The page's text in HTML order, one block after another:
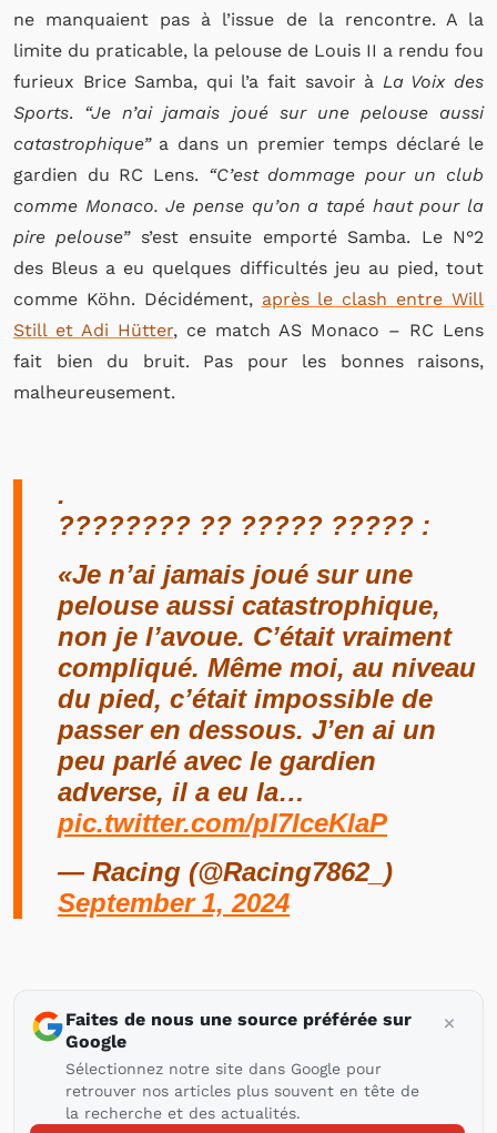
ne manquaient pas à l’issue de la rencontre. A la
limite du praticable, la pelouse de Louis II a rendu fou
furieux Brice Samba, qui l’a fait savoir à La Voix des
Sports. “Je n’ai jamais joué sur une pelouse aussi
catastrophique”a dans un premier temps déclaré le
gardien du RC Lens. “C’est dommage pour un club
comme Monaco. Je pense qu’on a tapé haut pour la
pire pelouse”s’est ensuite emporté Samba. Le N°2
des Bleus a eu quelques difficultés jeu au pied, tout
comme Köhn. Décidément, après le clash entre Will
Still et Adi Hütter, ce match AS Monaco – RC Lens
fait bien du bruit. Pas pour les bonnes raisons,
malheureusement.
.
???????? ?? ????? ????? :
«Je n’ai jamais joué sur une
pelouse aussi catastrophique,
non je l’avoue. C’était vraiment
compliqué. Même moi, au niveau
du pied, c’était impossible de
passer en dessous. J’en ai un
peu parlé avec le gardien
adverse, il a eu la…
pic.twitter.com/pI7lceKlaP
— Racing (@Racing7862_)
September 1, 2024
Faites de nous une source préférée sur
Google
Sélectionnez notre site dans Google pour
retrouver nos articles plus souvent en tête de
la recherche et des actualités.